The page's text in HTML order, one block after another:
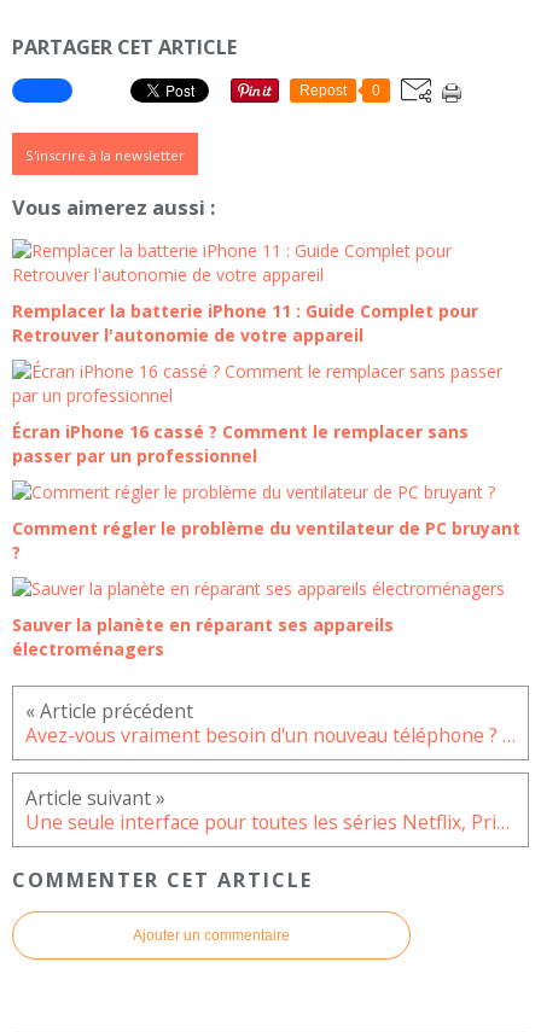
PARTAGER CET ARTICLE
Repost 0
S'inscrire à la newsletter
Vous aimerez aussi :
Remplacer la batterie iPhone 11 : Guide Complet pour
Retrouver l'autonomie de votre appareil
Écran iPhone 16 cassé ? Comment le remplacer sans
passer par un professionnel
Comment régler le problème du ventilateur de PC bruyant
?
Sauver la planète en réparant ses appareils
électroménagers
Avez-vous vraiment besoin d'un nouveau téléphone ? Posez-vous les bonnes questions
Une seule interface pour toutes les séries Netflix, Prime Video ou Crunchyroll…
COMMENTER CET ARTICLE
Ajouter un commentaire